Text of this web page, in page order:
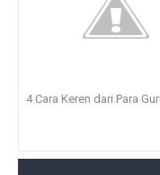
4 Cara Keren dari Para